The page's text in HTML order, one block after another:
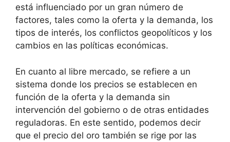
está influenciado por un gran número de
factores, tales como la oferta y la demanda, los
tipos de interés, los conflictos geopolíticos y los
cambios en las políticas económicas.
En cuanto al libre mercado, se refiere a un
sistema donde los precios se establecen en
función de la oferta y la demanda sin
intervención del gobierno o de otras entidades
reguladoras. En este sentido, podemos decir
que el precio del oro también se rige por las